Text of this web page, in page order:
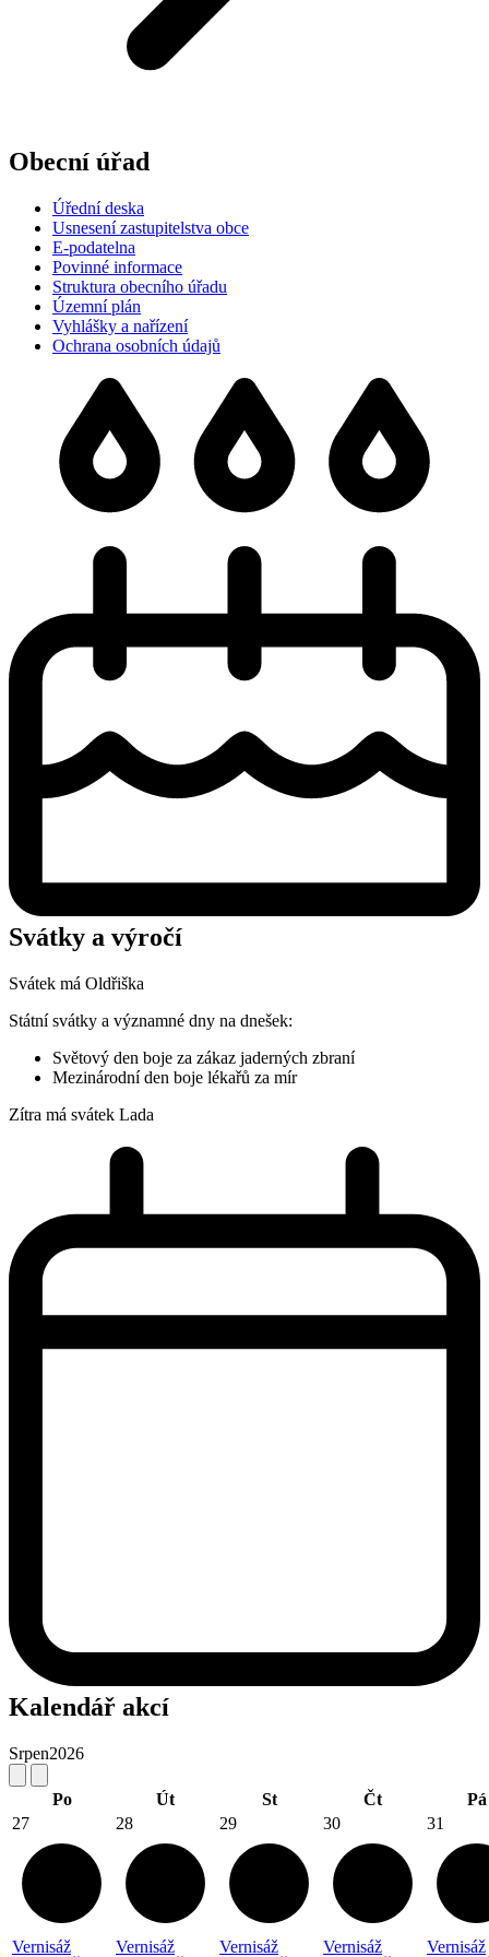
Obecní úřad
Úřední deska
Usnesení zastupitelstva obce
E-podatelna
Povinné informace
Struktura obecního úřadu
Územní plán
Vyhlášky a nařízení
Ochrana osobních údajů
Svátky a výročí
Svátek má Oldřiška
Státní svátky a významné dny na dnešek:
Světový den boje za zákaz jaderných zbraní
Mezinárodní den boje lékařů za mír
Zítra má svátek Lada
Kalendář akcí
Srpen2026
Po Út St Čt
Pá
27
Vernisáž
28
Vernisáž
29
Vernisáž
30
Vernisáž
31
Vernisáž